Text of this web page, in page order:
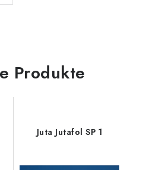
Produkte
Juta Jutafol SP 1